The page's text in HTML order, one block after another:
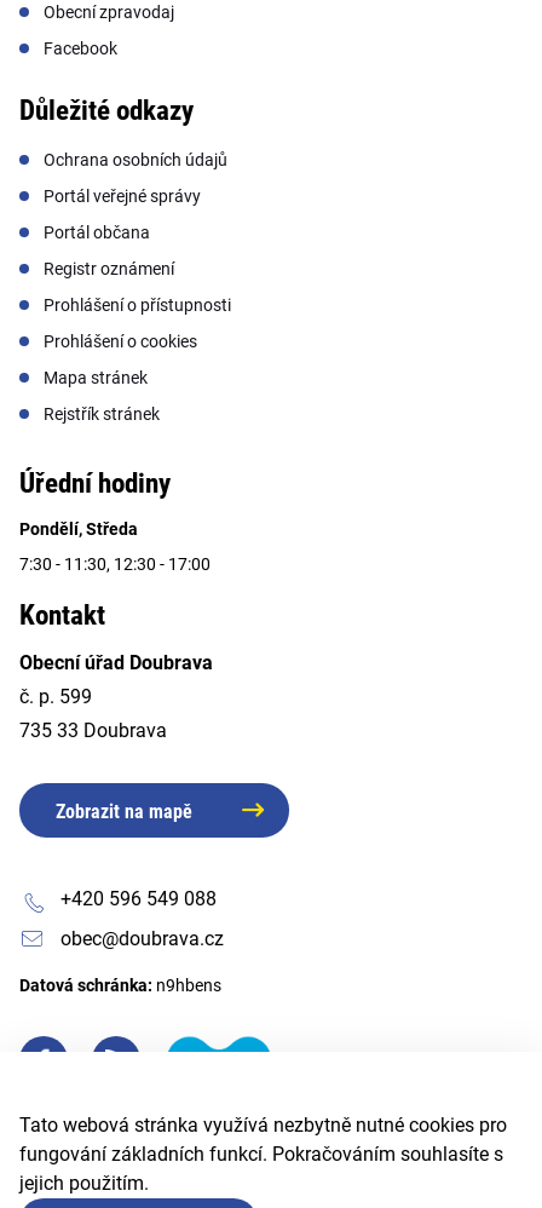
Tato webová stránka využívá nezbytně nutné cookies pro
fungování základních funkcí. Pokračováním souhlasíte s
jejich použitím.
Obecní zpravodaj
Facebook
Důležité odkazy
Ochrana osobních údajů
Portál veřejné správy
Portál občana
Registr oznámení
Prohlášení o přístupnosti
Prohlášení o cookies
Mapa stránek
Rejstřík stránek
Úřední hodiny
Pondělí, Středa
7:30 - 11:30, 12:30 - 17:00
Kontakt
Obecní úřad Doubrava
č. p. 599
735 33 Doubrava
Zobrazit na mapě
+420 596 549 088
obec@doubrava.cz
Datová schránka: n9hbens